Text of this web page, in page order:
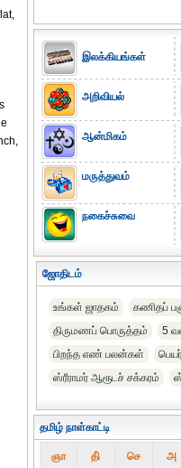
இலக்கியங்கள்
அறிவியல்
ஆன்மிகம்
மருத்துவம்
நகைச்சுவை
ஜோதிடம்
உங்கள் ஜாதகம்
கணிதப்
திருமணப் பொருத்தம்
5
பிறந்த எண் பலன்கள்
ஸ்ரீராமர் ஆரூடச் சக்கரம்
தமிழ் நாள்காட்டி
ஞா தி் செ அ